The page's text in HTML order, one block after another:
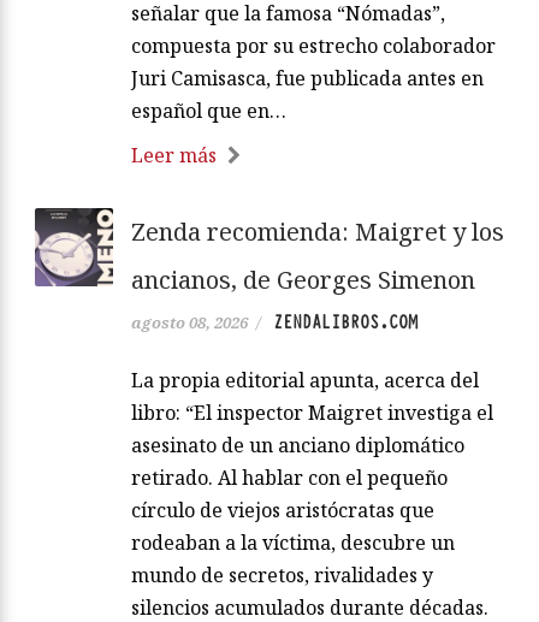
señalar que la famosa “Nómadas”,
compuesta por su estrecho colaborador
Juri Camisasca, fue publicada antes en
español que en…
Leer más
Zenda recomienda: Maigret y los
ancianos, de Georges Simenon
agosto 08, 2026 / ZENDALIBROS.COM
La propia editorial apunta, acerca del
libro: “El inspector Maigret investiga el
asesinato de un anciano diplomático
retirado. Al hablar con el pequeño
círculo de viejos aristócratas que
rodeaban a la víctima, descubre un
mundo de secretos, rivalidades y
silencios acumulados durante décadas.